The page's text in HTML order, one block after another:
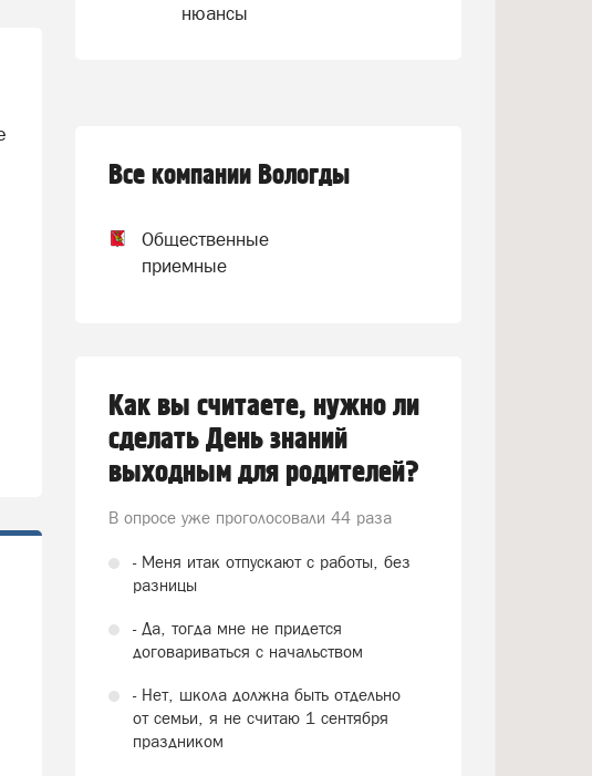
нюансы
Все компании Вологды
Общественные
приемные
Как вы считаете, нужно ли
сделать День знаний
выходным для родителей?
В опросе уже проголосовали 44 раза
- Меня итак отпускают с работы, без
разницы
- Да, тогда мне не придется
договариваться с начальством
- Нет, школа должна быть отдельно
от семьи, я не считаю 1 сентября
праздником